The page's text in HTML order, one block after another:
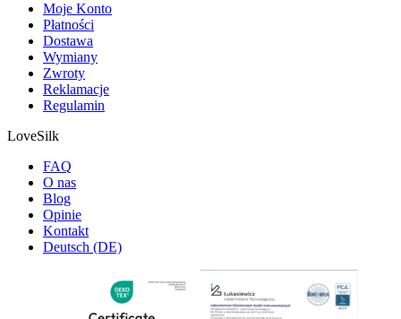
Moje Konto
Płatności
Dostawa
Wymiany
Zwroty
Reklamacje
Regulamin
LoveSilk
FAQ
O nas
Blog
Opinie
Kontakt
Deutsch (DE)